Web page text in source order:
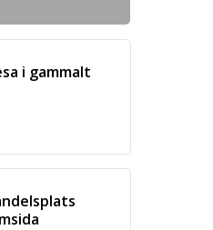
i gammalt